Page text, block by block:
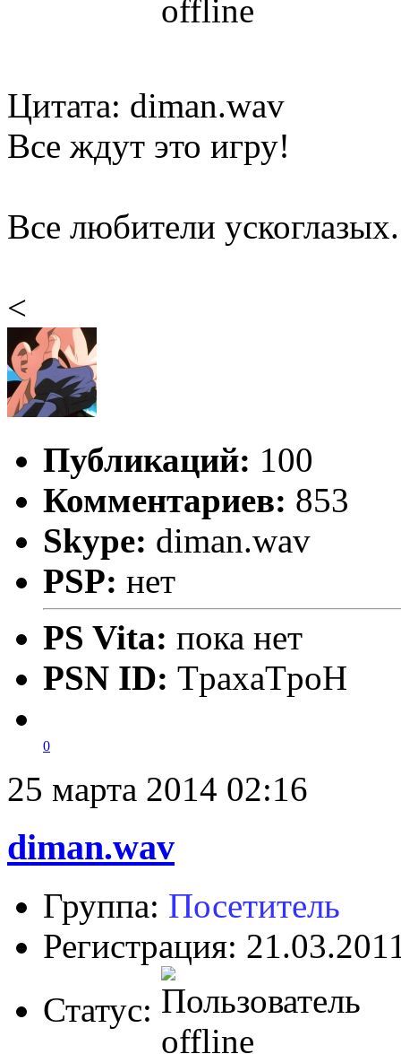
Цитата: diman.wav
Все ждут это игру!
Все любители ускоглазых.
<
Публикаций: 100
Комментариев: 853
Skype: diman.wav
PSP: нет
PS Vita: пока нет
PSN ID: TpaxaTpoH
0
25 марта 2014 02:16
diman.wav
Группа: Посетитель
Регистрация:
Статус: